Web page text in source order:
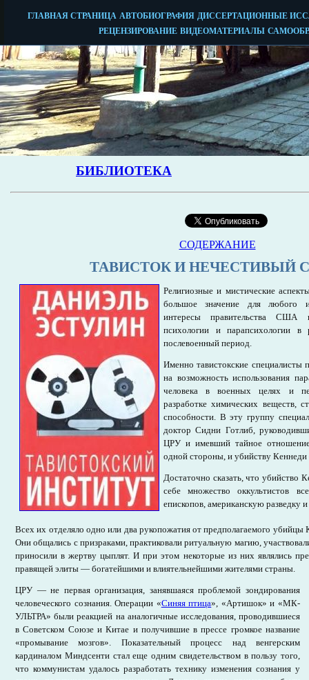
СОДЕРЖАНИЕ
ТАВИСТОК И НЕЧЕСТИВЫЙ
Религиозные и мистические
большое значение для любого
интересы правительства США
психологии и парапсихологии в
послевоенный период.
Именно тавистокские специалисты
на возможность использования
человека в военных целях и
разработке химических веществ,
способности. В эту группу
доктор Сидни Готлиб,
ЦРУ и имевший тайное
одной стороны, и убийству
Достаточно сказать, что убийство
себе множество оккультистов
епископов, американскую разведку
Всех их отделяло одно или два рукопожатия от предполагаемого
Они общались с призраками, практиковали ритуальную магию,
приносили в жертву цыплят. И при этом некоторые из них являлись
правящей элиты — богатейшими и влиятельнейшими жителями страны.
ЦРУ — не первая организация, занявшаяся проблемой зондирования
человеческого сознания. Операции «Синяя птица», «Артишок» и «МК-
УЛЬТРА» были реакцией на аналогичные исследования, проводившиеся
в Советском Союзе и Китае и получившие в прессе громкое название
«промывание мозгов». Показательный процесс над венгерским
кардиналом Миндсенти стал еще одним свидетельством в пользу того,
что коммунистам удалось разработать технику изменения сознания у